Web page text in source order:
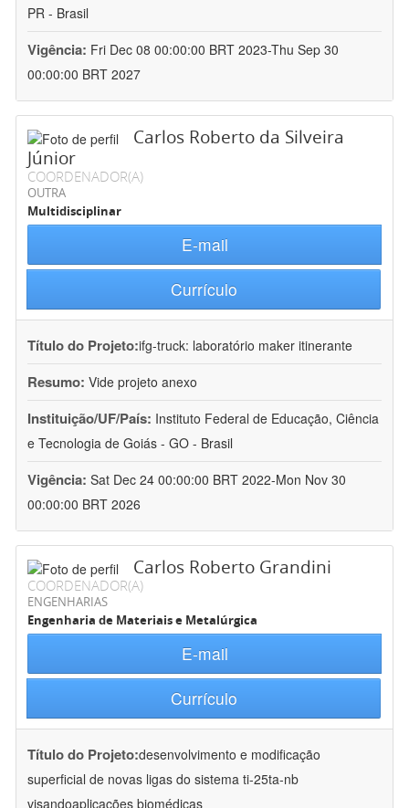
PR - Brasil
Vigência: Fri Dec 08 00:00:00 BRT 2023-Thu Sep 30
00:00:00 BRT 2027
Carlos Roberto da Silveira
Júnior
COORDENADOR(A)
OUTRA
Multidisciplinar
E-mail
Currículo
Título do Projeto:ifg-truck: laboratório maker itinerante
Resumo: Vide projeto anexo
Instituição/UF/País: Instituto Federal de Educação, Ciência
e Tecnologia de Goiás - GO - Brasil
Vigência: Sat Dec 24 00:00:00 BRT 2022-Mon Nov 30
00:00:00 BRT 2026
Carlos Roberto Grandini
COORDENADOR(A)
ENGENHARIAS
Engenharia de Materiais e Metalúrgica
E-mail
Currículo
Título do Projeto:desenvolvimento e modificação
superficial de novas ligas do sistema ti-25ta-nb
visandoaplicações biomédicas